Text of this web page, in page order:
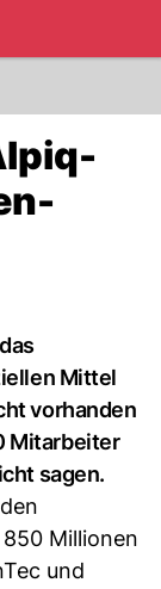
Mittel
vorhanden
Mitarbeiter
sagen.
Millionen
und